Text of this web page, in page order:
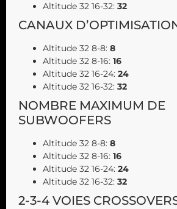
Altitude 32 16-32: 32
CANAUX
Altitude 32 8-8: 8
Altitude 32 8-16: 16
Altitude 32 16-24: 24
Altitude 32 16-32: 32
NOMBRE MAXIMUM DE
SUBWOOFERS
Altitude 32 8-8: 8
Altitude 32 8-16: 16
Altitude 32 16-24: 24
Altitude 32 16-32: 32
2-3-4 VOIES